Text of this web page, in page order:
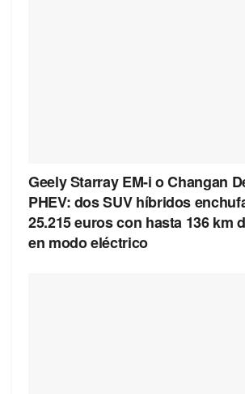
Geely Starray EM-i o Changan
PHEV: dos SUV híbridos
25.215 euros con hasta 136 km
en modo eléctrico